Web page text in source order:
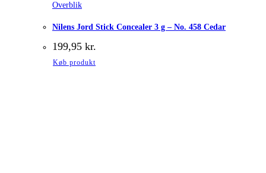
Overblik
Nilens Jord Stick Concealer 3 g – No. 458 Cedar
199,95 kr.
Køb produkt